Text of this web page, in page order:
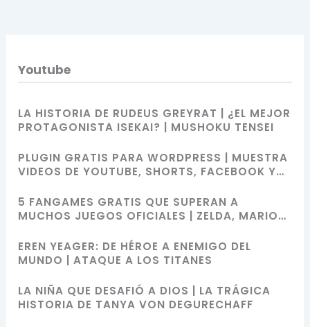
Youtube
LA HISTORIA DE RUDEUS GREYRAT | ¿EL MEJOR
PROTAGONISTA ISEKAI? | MUSHOKU TENSEI
PLUGIN GRATIS PARA WORDPRESS | MUESTRA
VIDEOS DE YOUTUBE, SHORTS, FACEBOOK Y
5 FANGAMES GRATIS QUE SUPERAN A
MUCHOS JUEGOS OFICIALES | ZELDA, MARIO
EREN YEAGER: DE HÉROE A ENEMIGO DEL
MUNDO | ATAQUE A LOS TITANES
LA NIÑA QUE DESAFIÓ A DIOS | LA TRÁGICA
HISTORIA DE TANYA VON DEGURECHAFF